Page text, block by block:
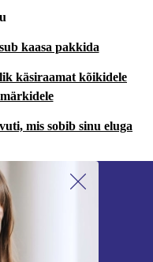
kaasa pakkida
käsiraamat kõikidele
mis sobib sinu eluga
vahele.